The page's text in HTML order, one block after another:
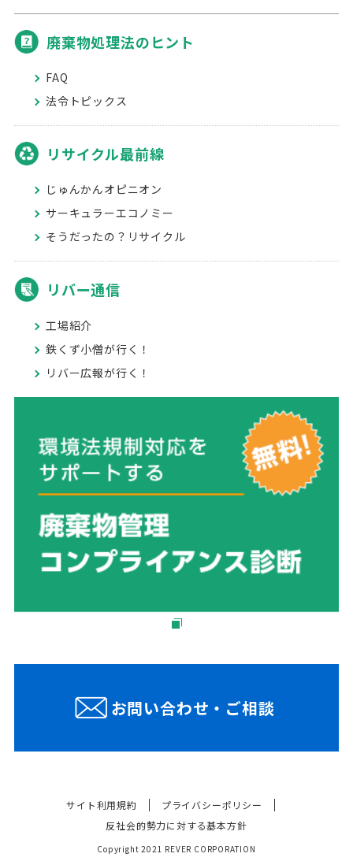
廃棄物処理法のヒント
FAQ
法令トピックス
リサイクル最前線
じゅんかんオピニオン
サーキュラーエコノミー
そうだったの？リサイクル
リバー通信
工場紹介
鉄くず小僧が行く！
リバー広報が行く！
お問い合わせ・ご相談
サイト利用規約
プライバシーポリシー
反社会的勢力に対する基本方針
Copyright 2021 REVER CORPORATION